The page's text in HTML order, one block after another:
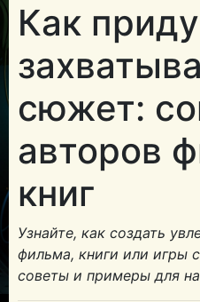
Как
сюжет:
авторов
книг
Узнайте, как создать
фильма, книги или игры
советы и примеры для